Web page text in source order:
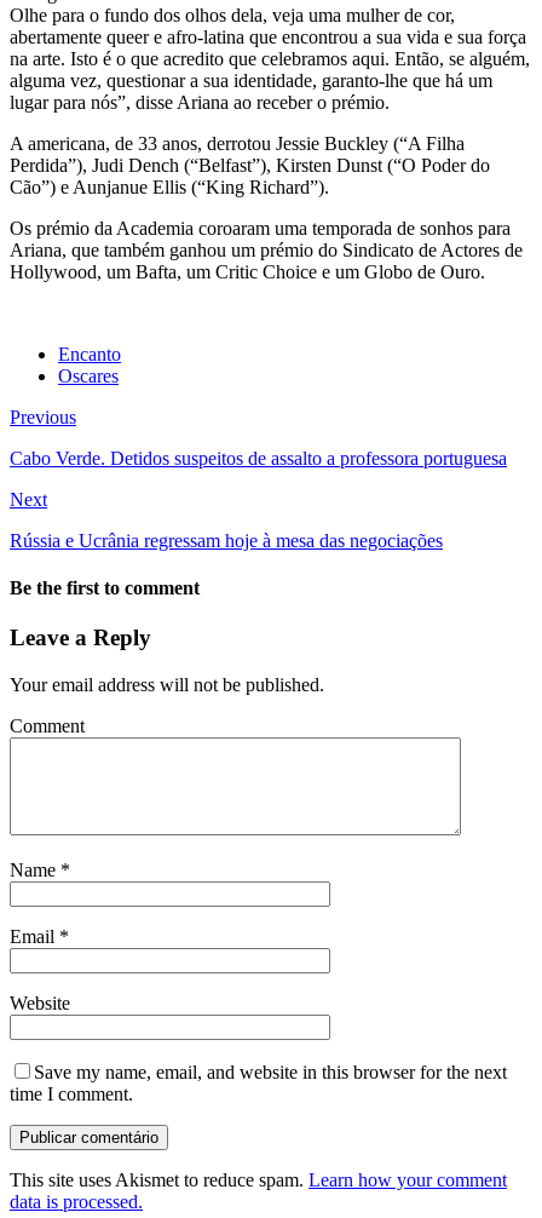
Olhe para o fundo dos olhos dela, veja uma mulher de cor,
abertamente queer e afro-latina que encontrou a sua vida e sua força
na arte. Isto é o que acredito que celebramos aqui. Então, se alguém,
alguma vez, questionar a sua identidade, garanto-lhe que há um
lugar para nós”, disse Ariana ao receber o prémio.
A americana, de 33 anos, derrotou Jessie Buckley (“A Filha
Perdida”), Judi Dench (“Belfast”), Kirsten Dunst (“O Poder do
Cão”) e Aunjanue Ellis (“King Richard”).
Os prémio da Academia coroaram uma temporada de sonhos para
Ariana, que também ganhou um prémio do Sindicato de Actores de
Hollywood, um Bafta, um Critic Choice e um Globo de Ouro.
Encanto
Oscares
Previous
Cabo Verde. Detidos suspeitos de assalto a professora portuguesa
Next
Rússia e Ucrânia regressam hoje à mesa das negociações
Be the first to comment
Leave a Reply
Your email address will not be published.
Comment
Name *
Email *
Website
Save my name, email, and website in this browser for the next
time I comment.
This site uses Akismet to reduce spam. Learn how your comment
data is processed.